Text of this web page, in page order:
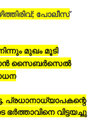
പോലീസ്
മുഖം മൂടി
സൈബര്‍സെല്‍
പ്രധാനാധ്യാപകന്റെ
വിട്ടയച്ചു